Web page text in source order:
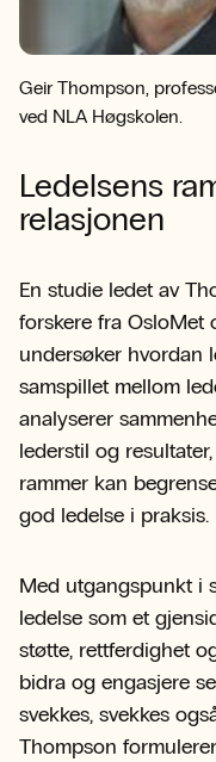
Geir Thompson,
ved NLA Høgskolen.
Ledelsens
relasjonen
En studie ledet av
forskere fra OsloMet
undersøker hvordan
samspillet mellom
analyserer
lederstil og
rammer kan
god ledelse i praksis.
Med utgangspunkt i
ledelse som et
støtte, rettferdighet
bidra og engasjere
svekkes, svekkes
Thompson